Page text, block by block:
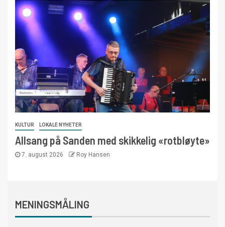
KULTUR LOKALE NYHETER
Allsang på Sanden med skikkelig «rotbløyte»
7. august 2026 Roy Hansen
MENINGSMÅLING